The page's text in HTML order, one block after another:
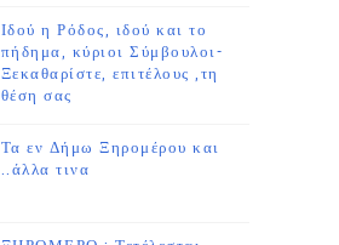
Ιδού η Ρόδος, ιδού και το
πήδημα, κύριοι Σύμβουλοι-
Ξεκαθαρίστε, επιτέλους ,τη
θέση σας
Τα εν Δήμω Ξηρομέρου και
..άλλα τινα